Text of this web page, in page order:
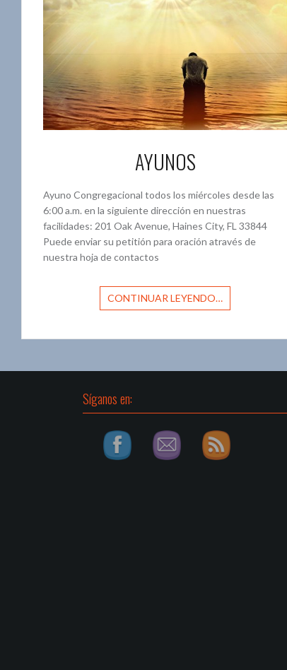
AYUNOS
Ayuno Congregacional todos los miércoles desde las
6:00 a.m. en la siguiente dirección en nuestras
facilidades: 201 Oak Avenue, Haines City, FL 33844
Puede enviar su petitión para oración através de
nuestra hoja de contactos
CONTINUAR LEYENDO…
Síganos en: